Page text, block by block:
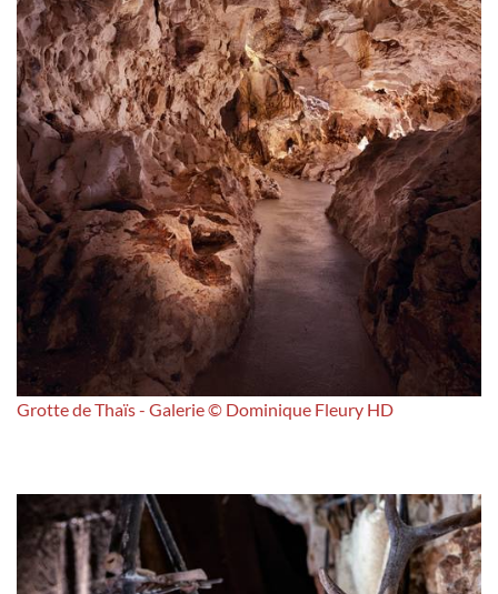
Grotte de Thaïs - Galerie © Dominique Fleury HD